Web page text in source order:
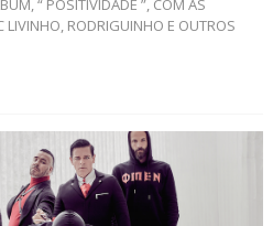
“ POSITIVIDADE ”, COM AS
LIVINHO, RODRIGUINHO E OUTROS